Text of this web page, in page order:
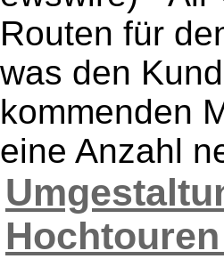
Routen für
was den
kommenden
eine Anzahl
Hochtouren